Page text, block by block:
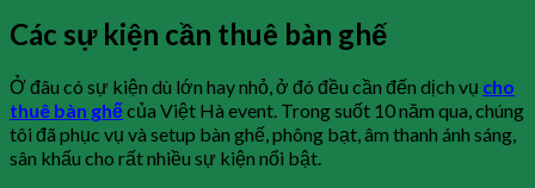
Các sự kiện cần thuê bàn ghế
Ở đâu có sự kiện dù lớn hay nhỏ, ở đó đều cần đến dịch vụ cho
thuê bàn ghếcủa Việt Hà event. Trong suốt 10 năm qua, chúng
tôi đã phục vụ và setup bàn ghế, phông bạt, âm thanh ánh sáng,
sân khấu cho rất nhiều sự kiện nổi bật.